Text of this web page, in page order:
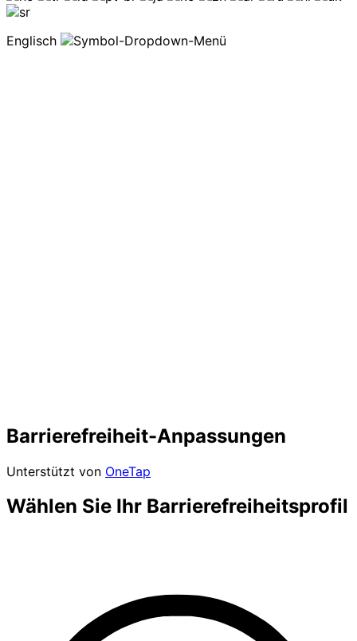
Englisch
Barrierefreiheit-Anpassungen
Unterstützt von OneTap
Wählen Sie Ihr Barrierefreiheitsprofil